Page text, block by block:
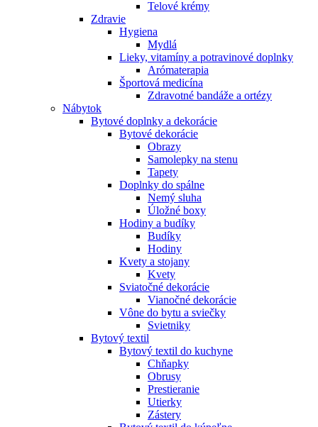
Telové krémy
Zdravie
Hygiena
Mydlá
Lieky, vitamíny a potravinové doplnky
Arómaterapia
Športová medicína
Zdravotné bandáže a ortézy
Nábytok
Bytové doplnky a dekorácie
Bytové dekorácie
Obrazy
Samolepky na stenu
Tapety
Doplnky do spálne
Nemý sluha
Úložné boxy
Hodiny a budíky
Budíky
Hodiny
Kvety a stojany
Kvety
Sviatočné dekorácie
Vianočné dekorácie
Vône do bytu a sviečky
Svietniky
Bytový textil
Bytový textil do kuchyne
Chňapky
Obrusy
Prestieranie
Utierky
Zástery